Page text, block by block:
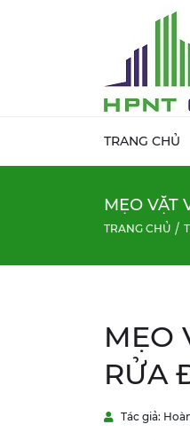
TRANG CHỦ
MẸO VẶT
TRANG CHỦ
MẸO
RỬA
Tác giả: